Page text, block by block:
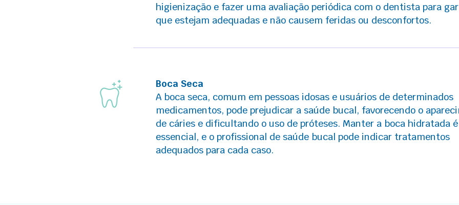
higienização e fazer uma avaliação periódica com o dentista para
que estejam adequadas e não causem feridas ou desconfortos.
Boca Seca
A boca seca, comum em pessoas idosas e usuários de determinados
medicamentos, pode prejudicar a saúde bucal, favorecendo o
de cáries e dificultando o uso de próteses. Manter a boca hidratada é
essencial, e o profissional de saúde bucal pode indicar tratamentos
adequados para cada caso.